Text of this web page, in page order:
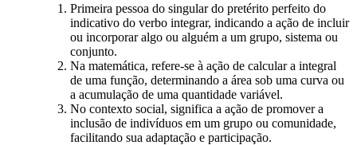
Primeira pessoa do singular do pretérito perfeito do
indicativo do verbo integrar, indicando a ação de incluir
ou incorporar algo ou alguém a um grupo, sistema ou
conjunto.
Na matemática, refere-se à ação de calcular a integral
de uma função, determinando a área sob uma curva ou
a acumulação de uma quantidade variável.
No contexto social, significa a ação de promover a
inclusão de indivíduos em um grupo ou comunidade,
facilitando sua adaptação e participação.